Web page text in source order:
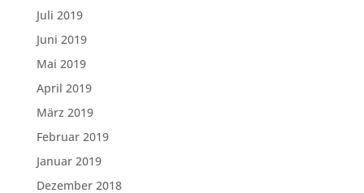
Juli 2019
Juni 2019
Mai 2019
April 2019
März 2019
Februar 2019
Januar 2019
Dezember 2018